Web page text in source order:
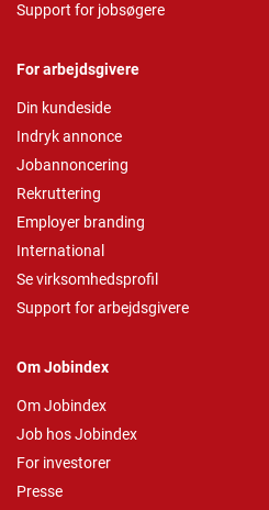
Support for jobsøgere
For arbejdsgivere
Din kundeside
Indryk annonce
Jobannoncering
Rekruttering
Employer branding
International
Se virksomhedsprofil
Support for arbejdsgivere
Om Jobindex
Om Jobindex
Job hos Jobindex
For investorer
Presse